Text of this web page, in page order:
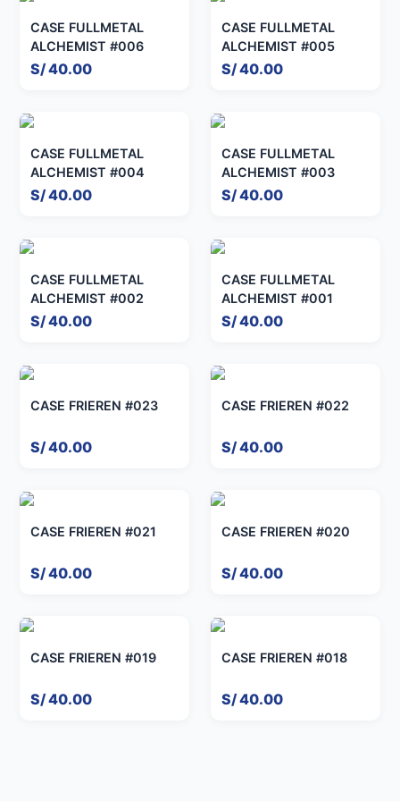
CASE FULLMETAL
ALCHEMIST #006
S/ 40.00
CASE FULLMETAL
ALCHEMIST #005
S/ 40.00
CASE FULLMETAL
ALCHEMIST #004
S/ 40.00
CASE FULLMETAL
ALCHEMIST #003
S/ 40.00
CASE FULLMETAL
ALCHEMIST #002
S/ 40.00
CASE FULLMETAL
ALCHEMIST #001
S/ 40.00
CASE FRIEREN #023
S/ 40.00
CASE FRIEREN #022
S/ 40.00
CASE FRIEREN #021
S/ 40.00
CASE FRIEREN #020
S/ 40.00
CASE FRIEREN #019
S/ 40.00
CASE FRIEREN #018
S/ 40.00